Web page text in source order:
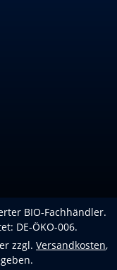
BIO-Fachhändler.
DE-ÖKO-006.
zzgl. Versandkosten,